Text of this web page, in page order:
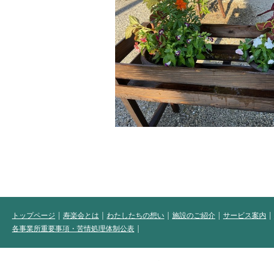
トップページ 寿楽会とは わたしたちの想い 施設のご紹介 サービス案内
各事業所重要事項・苦情処理体制公表